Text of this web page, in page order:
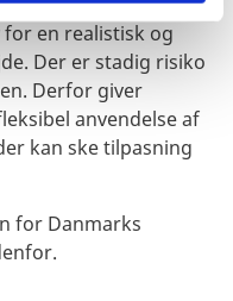
en realistisk og
Der er stadig risiko
Derfor giver
anvendelse af
kan ske tilpasning
for Danmarks